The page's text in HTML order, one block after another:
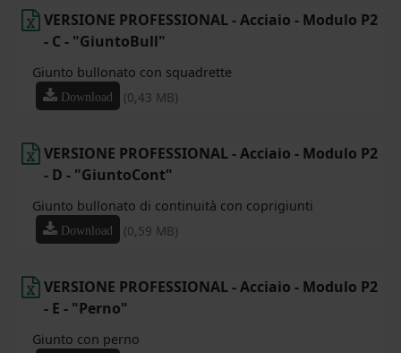
VERSIONE PROFESSIONAL - Acciaio - Modulo P2
- C - "GiuntoBull"
Giunto bullonato con squadrette
Download (0,43 MB)
VERSIONE PROFESSIONAL - Acciaio - Modulo P2
- D - "GiuntoCont"
Giunto bullonato di continuità con coprigiunti
Download (0,59 MB)
VERSIONE PROFESSIONAL - Acciaio - Modulo P2
- E - "Perno"
Giunto con perno